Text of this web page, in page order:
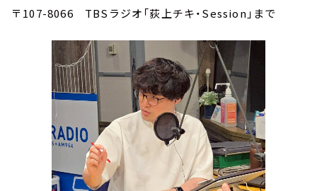
〒107-8066 TBSラジオ「荻上チキ・Session」まで